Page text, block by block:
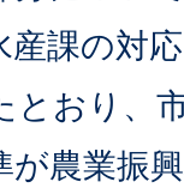
課の対
とおり、
が農業振